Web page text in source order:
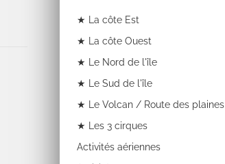
★ La côte Est
★ La côte Ouest
★ Le Nord de l'île
★ Le Sud de l'île
★ Le Volcan / Route des plaines
★ Les 3 cirques
Activités aériennes